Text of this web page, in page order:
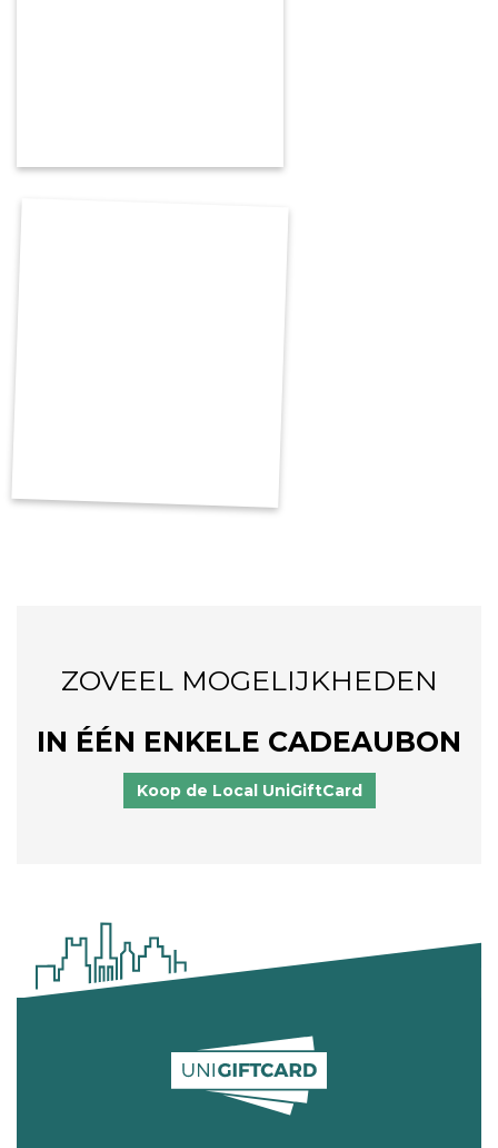
ZOVEEL MOGELIJKHEDEN
IN ÉÉN ENKELE CADEAUBON
Koop de Local UniGiftCard